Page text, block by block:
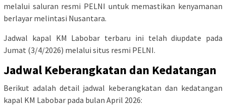
melalui saluran resmi PELNI untuk memastikan kenyamanan
berlayar melintasi Nusantara.
Jadwal kapal KM Labobar terbaru ini telah diupdate pada
Jumat (3/4/2026) melalui situs resmi PELNI.
Jadwal Keberangkatan dan Kedatangan
Berikut adalah detail jadwal keberangkatan dan kedatangan
kapal KM Labobar pada bulan April 2026: